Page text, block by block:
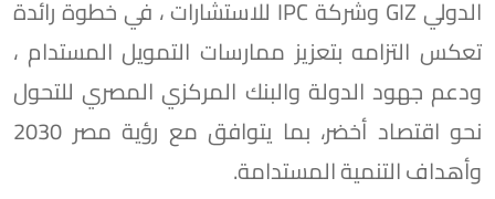
الدولي GIZ وشركة IPC للاستشارات ، في خطوة رائدة
تعكس التزامه بتعزيز ممارسات التمويل المستدام ،
ودعم جهود الدولة والبنك المركزي المصري للتحول
نحو اقتصاد أخضر، بما يتوافق مع رؤية مصر 2030
وأهداف التنمية المستدامة.